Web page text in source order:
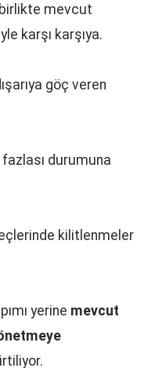
birlikte mevcut
karşı karşıya.
göç veren
durumuna
kilitlenmeler
yerine mevcut